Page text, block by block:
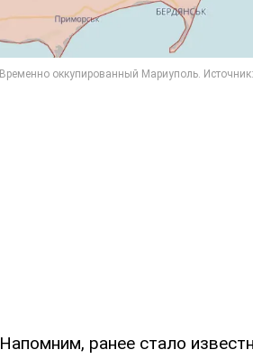
Напомним, ранее стало